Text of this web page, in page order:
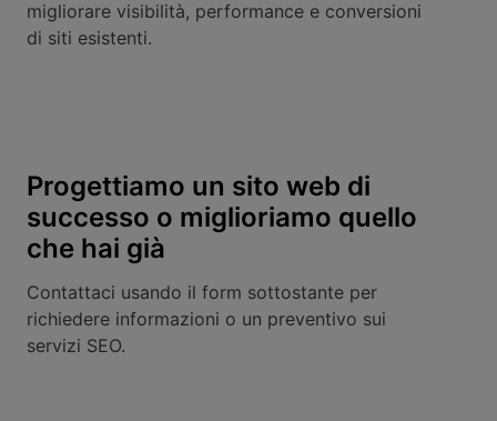
migliorare visibilità, performance e conversioni
di siti esistenti.
Progettiamo un sito web di
successo o miglioriamo quello
che hai già
Contattaci usando il form sottostante per
richiedere informazioni o un preventivo sui
servizi SEO.